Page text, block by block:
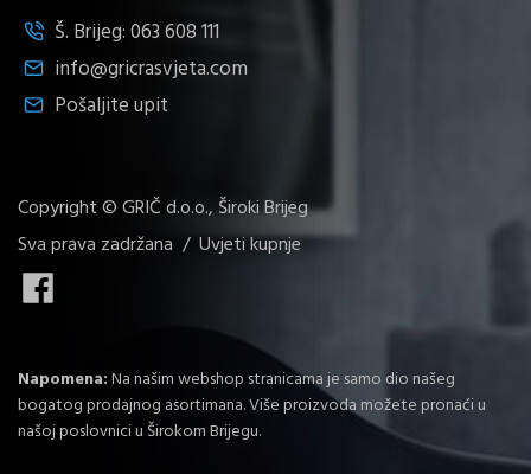
Š. Brijeg:063 608 111
info@gricrasvjeta.com
Pošaljite upit
Copyright © GRIČ d.o.o., Široki Brijeg
Sva prava zadržana / Uvjeti kupnje
Napomena:Na našim webshop stranicama je samo dio našeg
bogatog prodajnog asortimana. Više proizvoda možete pronaći u
našoj poslovnici u Širokom Brijegu.